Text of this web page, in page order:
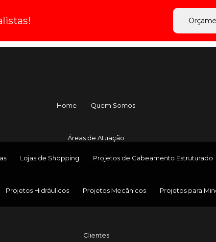
Home Quem Somos
Áreas de Atuação
Lojas de Shopping Projetos de Cabeamento Estruturado
Projetos Hidráulicos Projetos Mecânicos Projetos para
Clientes